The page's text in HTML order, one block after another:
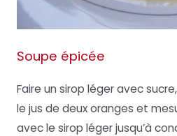
Soupe épicée
Faire un sirop léger avec
le jus de deux oranges et
avec le sirop léger jusqu’à